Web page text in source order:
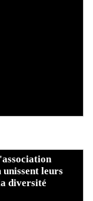
leurs
diversité